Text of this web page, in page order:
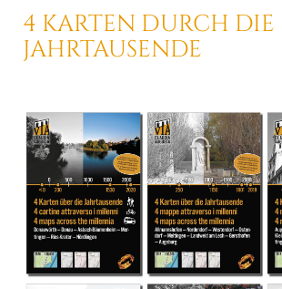
4 KARTEN DURCH DIE
JAHRTAUSENDE